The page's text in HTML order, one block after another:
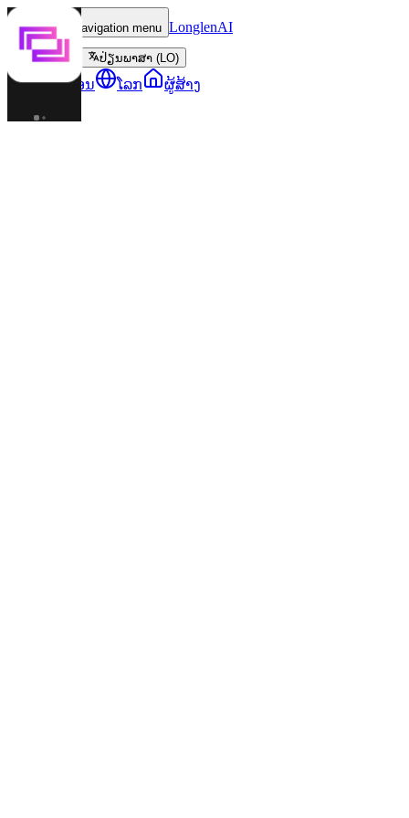
Toggle navigation menu LonglenAI
ປ່ຽນພາສາ (LO)
ຕົວລະຄອນ ໂລກ ຜູ້ສ້າງ